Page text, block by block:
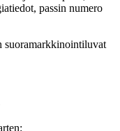
passin numero
suoramarkkinointiluvat